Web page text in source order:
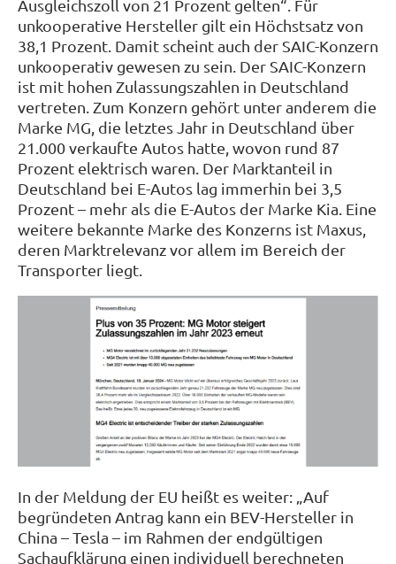
Ausgleichszoll von 21 Prozent gelten“. Für
unkooperative Hersteller gilt ein Höchstsatz von
38,1 Prozent. Damit scheint auch der SAIC-Konzern
unkooperativ gewesen zu sein. Der SAIC-Konzern
ist mit hohen Zulassungszahlen in Deutschland
vertreten. Zum Konzern gehört unter anderem die
Marke MG, die letztes Jahr in Deutschland über
21.000 verkaufte Autos hatte, wovon rund 87
Prozent elektrisch waren. Der Marktanteil in
Deutschland bei E-Autos lag immerhin bei 3,5
Prozent – mehr als die E-Autos der Marke Kia. Eine
weitere bekannte Marke des Konzerns ist Maxus,
deren Marktrelevanz vor allem im Bereich der
Transporter liegt.
In der Meldung der EU heißt es weiter: „Auf
begründeten Antrag kann ein BEV-Hersteller in
China – Tesla – im Rahmen der endgültigen
Sachaufklärung einen individuell berechneten